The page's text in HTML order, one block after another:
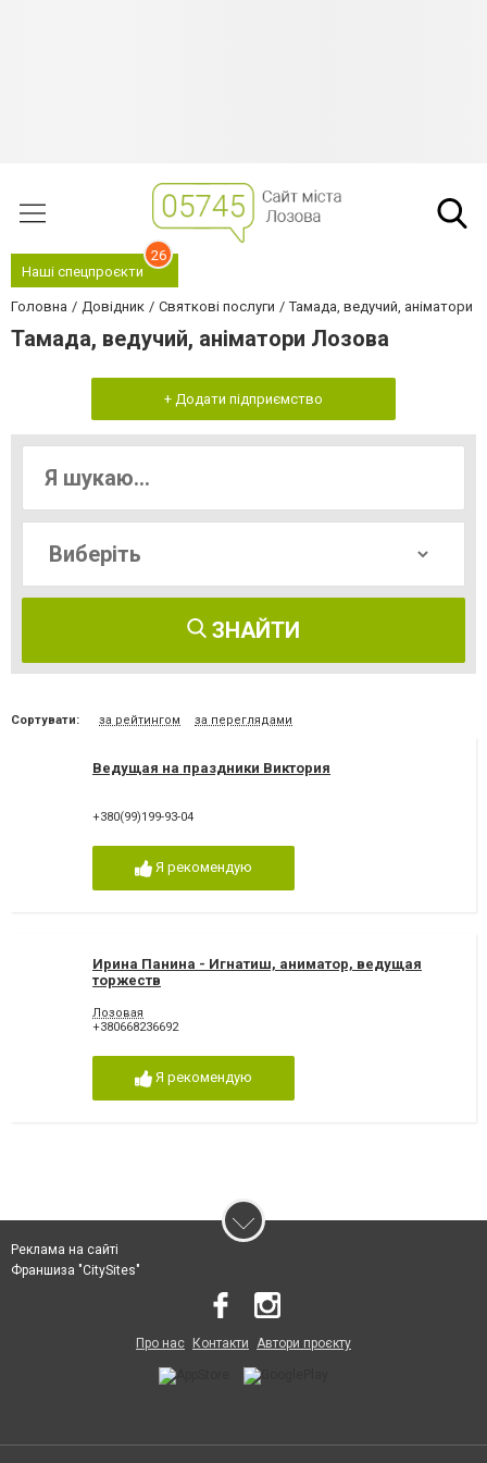
Наші спецпроєкти
26
Головна Довідник Святкові послуги Тамада, ведучий, аніматори
Тамада, ведучий, аніматори Лозова
+ Додати підприємство
ЗНАЙТИ
Сортувати: за рейтингом за переглядами
Ведущая на праздники Виктория
+380(99)199-93-04
Я рекомендую
Ирина Панина - Игнатиш, аниматор, ведущая
торжеств
Лозовая
+380668236692
Я рекомендую
Реклама на сайті
Франшиза "CitySites"
Про нас Контакти Автори проєкту